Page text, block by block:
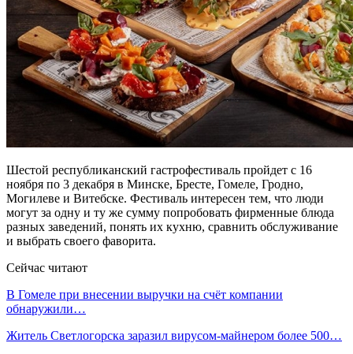
Шестой республиканский гастрофестиваль пройдет с 16
ноября по 3 декабря в Минске, Бресте, Гомеле, Гродно,
Могилеве и Витебске. Фестиваль интересен тем, что люди
могут за одну и ту же сумму попробовать фирменные блюда
разных заведений, понять их кухню, сравнить обслуживание
и выбрать своего фаворита.
Сейчас читают
В Гомеле при внесении выручки на счёт компании
обнаружили…
Житель Светлогорска заразил вирусом-майнером более 500…